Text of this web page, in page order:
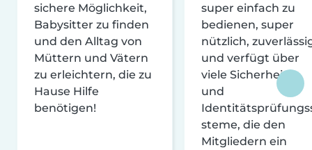
sichere Möglichkeit,
Babysitter zu finden
und den Alltag von
Müttern und Vätern
zu erleichtern, die zu
Hause Hilfe
benötigen!
super einfach zu
bedienen, super
nützlich,
und verfügt über
viele Sicherheits-
und
steme, die den
Mitgliedern ein